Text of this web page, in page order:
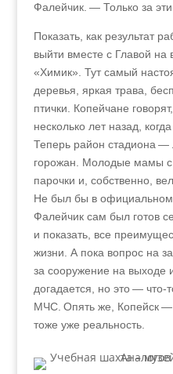
Фалейчик. — Только за
Показать, как результат
выйти вместе с Главой на
«Химик». Тут самый
деревья, яркая трава,
птички. Копейчане
несколько лет назад,
Теперь район стадиона
горожан. Молодые мамы
парочки и, собственно,
Не был бы в
Фалейчик сам был готов
и показать, все
жизни. А пока вопрос на
за сооружение на выходе
догадается, но это — что-
МЧС. Опять же, Копейск
тоже уже реальность.